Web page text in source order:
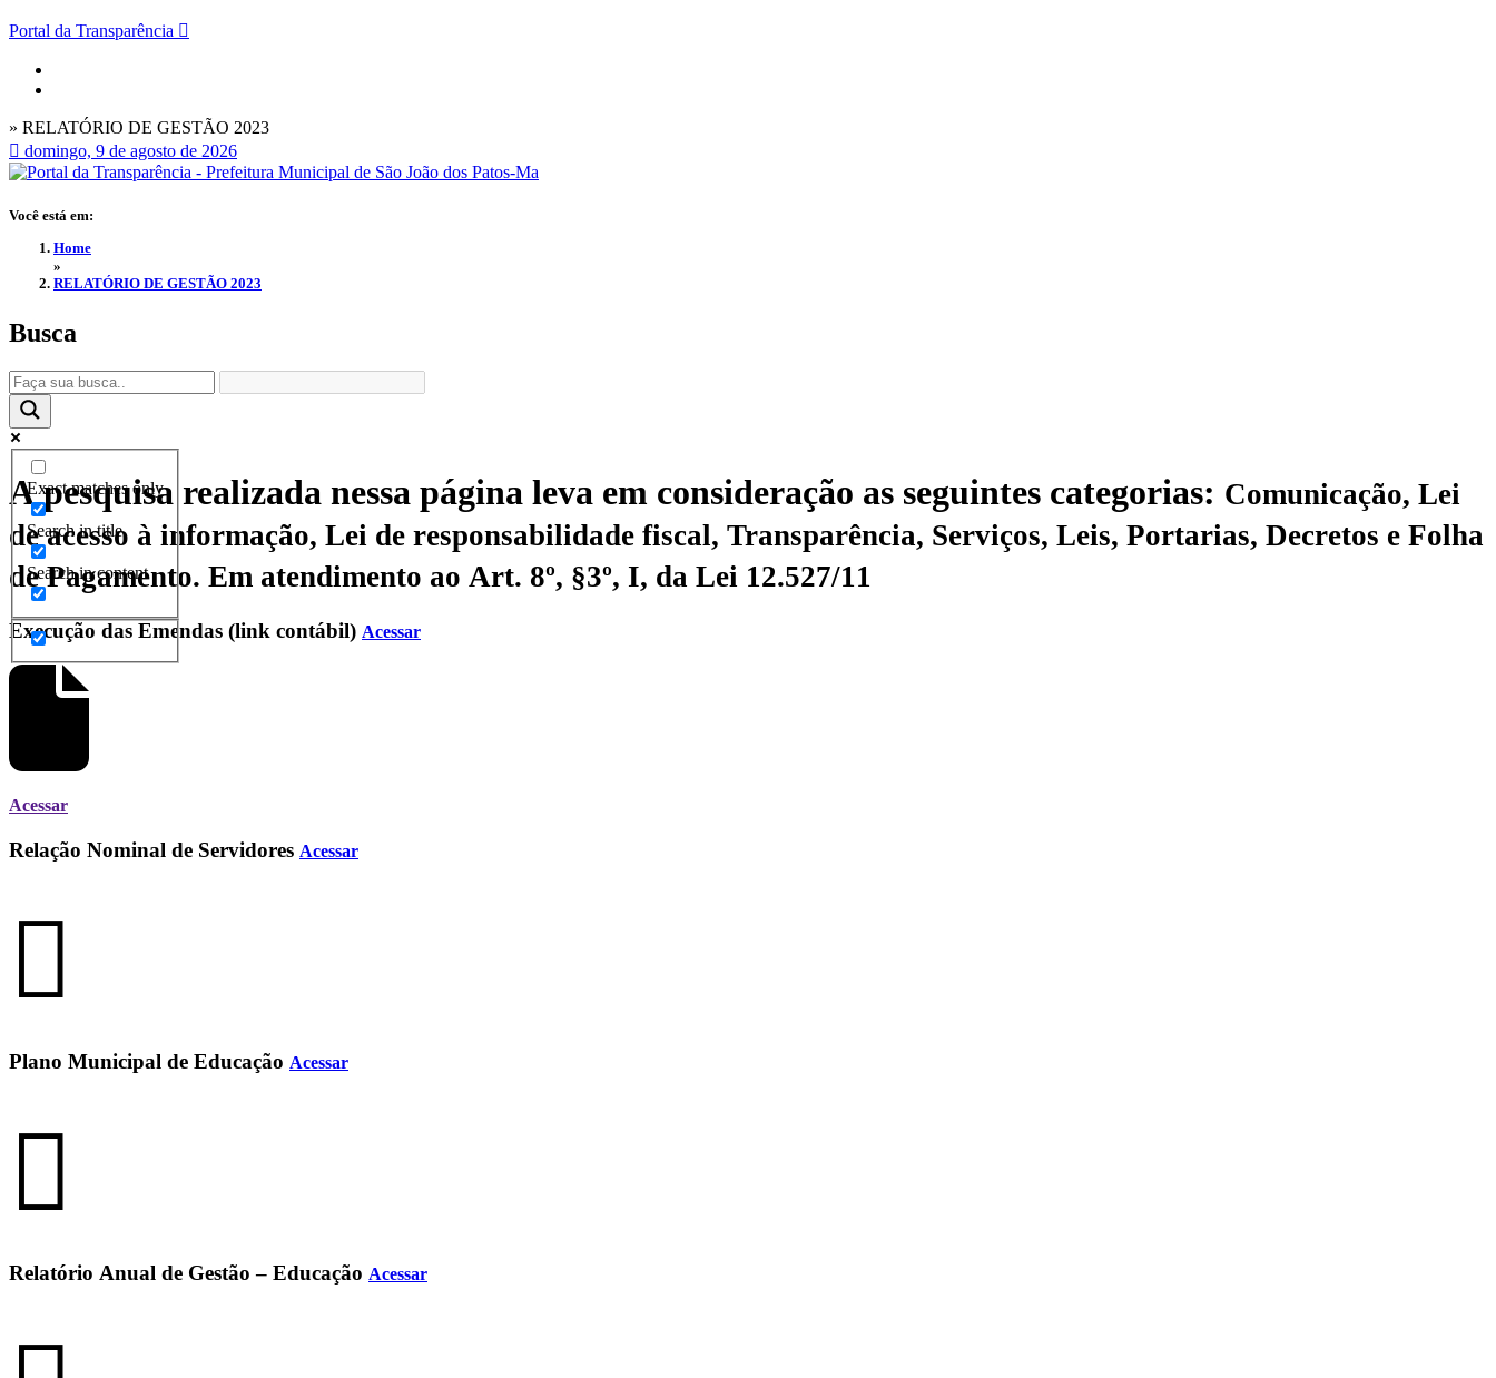
Portal da Transparência
» RELATÓRIO DE GESTÃO 2023
domingo, 9 de agosto de 2026
Você está em:
Home
»
RELATÓRIO DE GESTÃO 2023
Busca
Exact matches only
Search in title
Search in content
A pesquisa realizada nessa página leva em consideração as seguintes categorias: Comunicação, Lei
de acesso à informação, Lei de responsabilidade fiscal, Transparência, Serviços, Leis, Portarias, Decretos e Folha
de Pagamento. Em atendimento ao Art. 8º, §3º, I, da Lei 12.527/11
Execução das Emendas (link contábil) Acessar
Acessar
Relação Nominal de Servidores Acessar
Plano Municipal de Educação Acessar
Relatório Anual de Gestão – Educação Acessar